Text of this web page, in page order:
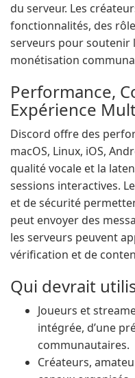
du serveur. Les
fonctionnalités, des
serveurs pour soutenir
monétisation
Performance,
Expérience
Discord offre des
macOS, Linux, iOS,
qualité vocale et la
sessions interactives.
et de sécurité
peut envoyer des
les serveurs peuvent
vérification et de
Qui devrait
Joueurs et
intégrée, d’une
communautaires.
Créateurs,